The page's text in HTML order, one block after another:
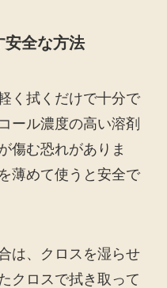
安全な方法
く拭くだけで十分で
ール濃度の高い溶剤
傷む恐れがありま
薄めて使うと安全で
は、クロスを湿らせ
クロスで拭き取って